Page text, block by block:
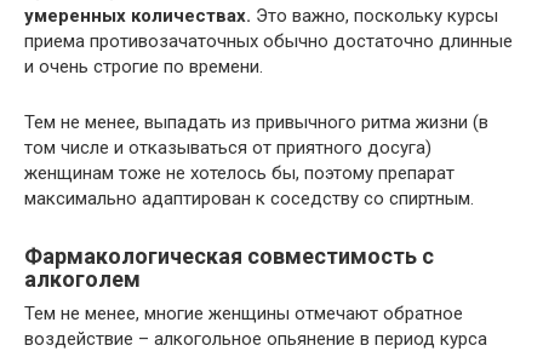
умеренных количествах. Это важно, поскольку курсы
приема противозачаточных обычно достаточно длинные
и очень строгие по времени.
Тем не менее, выпадать из привычного ритма жизни (в
том числе и отказываться от приятного досуга)
женщинам тоже не хотелось бы, поэтому препарат
максимально адаптирован к соседству со спиртным.
Фармакологическая совместимость с
алкоголем
Тем не менее, многие женщины отмечают обратное
воздействие – алкогольное опьянение в период курса